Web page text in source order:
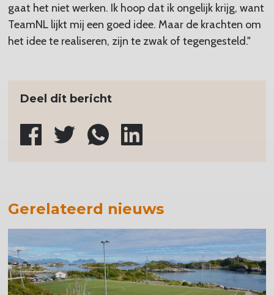
gaat het niet werken. Ik hoop dat ik ongelijk krijg, want
TeamNL lijkt mij een goed idee. Maar de krachten om
het idee te realiseren, zijn te zwak of tegengesteld."
Deel dit bericht
Gerelateerd nieuws